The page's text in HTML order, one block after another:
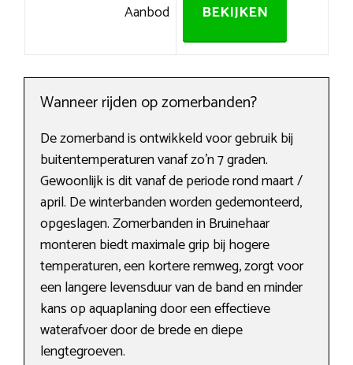
Aanbod BEKIJKEN
Wanneer rijden op zomerbanden?
De zomerband is ontwikkeld voor gebruik bij
buitentemperaturen vanaf zo’n 7 graden.
Gewoonlijk is dit vanaf de periode rond maart /
april. De winterbanden worden gedemonteerd,
opgeslagen. Zomerbanden in Bruinehaar
monteren biedt maximale grip bij hogere
temperaturen, een kortere remweg, zorgt voor
een langere levensduur van de band en minder
kans op aquaplaning door een effectieve
waterafvoer door de brede en diepe
lengtegroeven.